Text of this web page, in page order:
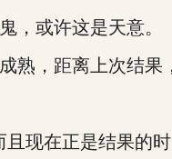
或许这是天意。
，距离上次结果
现在正是结果的时